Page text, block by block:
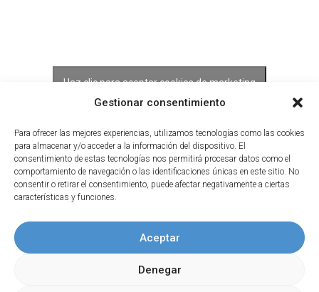
Gestionar consentimiento
Para ofrecer las mejores experiencias, utilizamos tecnologías como las cookies
para almacenar y/o acceder a la información del dispositivo. El
consentimiento de estas tecnologías nos permitirá procesar datos como el
comportamiento de navegación o las identificaciones únicas en este sitio. No
consentir o retirar el consentimiento, puede afectar negativamente a ciertas
características y funciones.
Aceptar
Denegar
Haz clic para aceptar cookies de marketing
y permitir este contenido